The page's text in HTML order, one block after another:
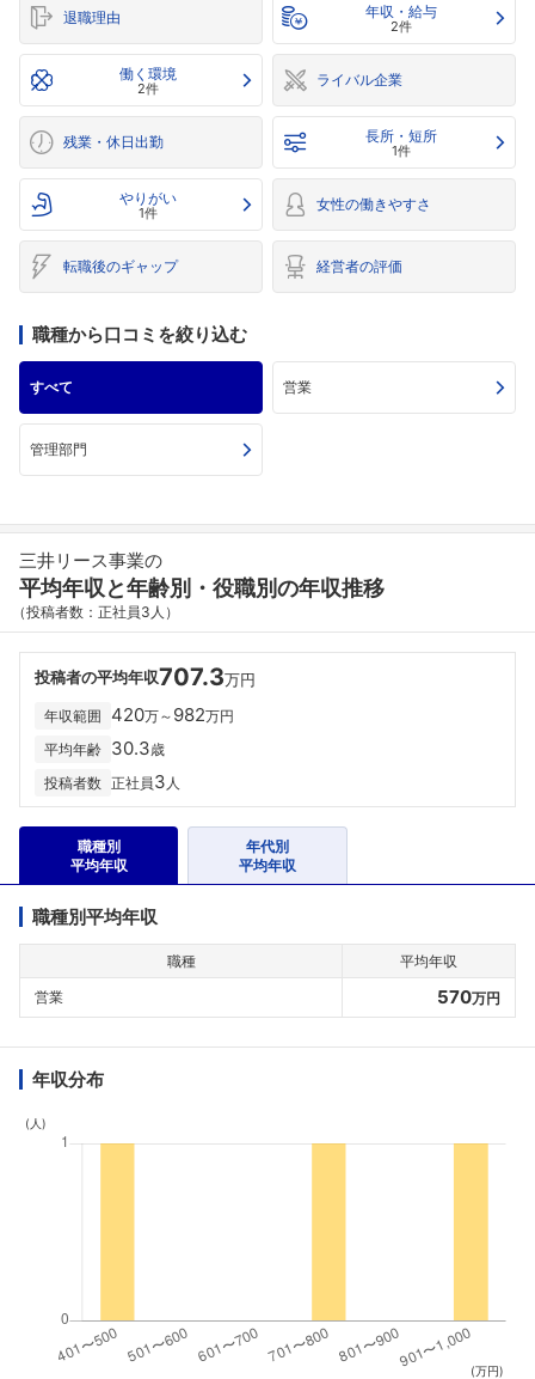
退職理由 年収・給与
2件
働く環境
2件 ライバル企業
残業・休日出勤 長所・短所
1件
やりがい
1件 女性の働きやすさ
転職後のギャップ 経営者の評価
職種から口コミを絞り込む
すべて 営業
管理部門
三井リース事業の
平均年収と年齢別・役職別の年収推移
（投稿者数：正社員3人）
投稿者の平均年収707.3万円
年収範囲 420万～ 982万円
平均年齢 30.3歳
投稿者数 正社員3 人
職種別
平均年収
年代別
平均年収
職種別平均年収
職種
平均年収
営業
570万円
年収分布
(人)
(万円)